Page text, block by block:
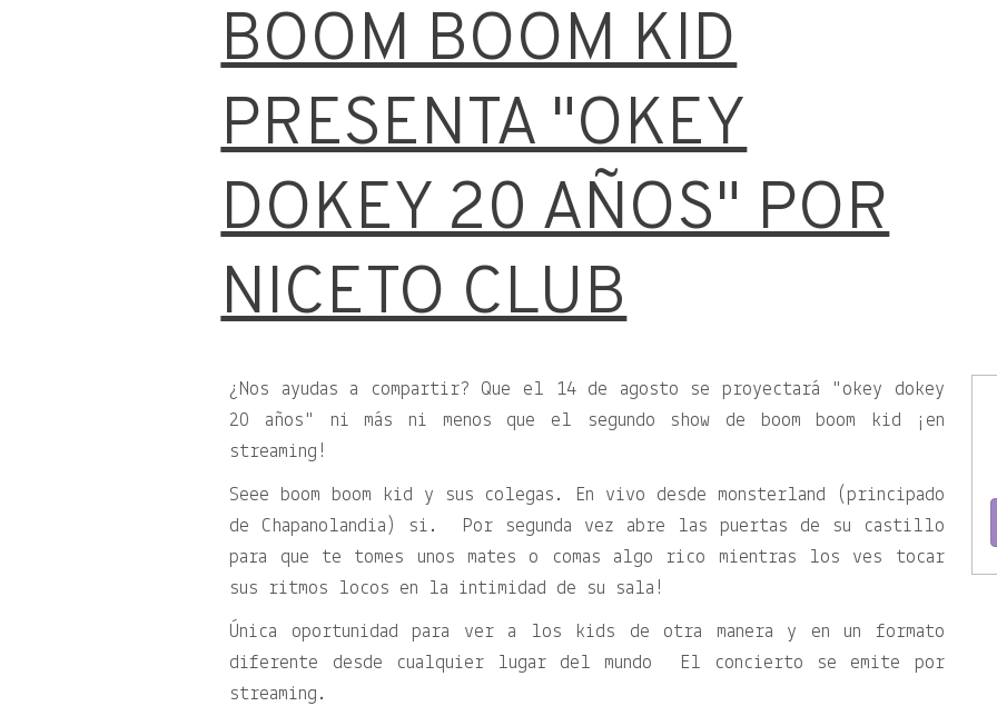
BOOM BOOM KID
PRESENTA "OKEY
DOKEY 20 AÑOS" POR
NICETO CLUB
¿Nos ayudas a compartir? Que el 14 de agosto se proyectará
okey dokey
20 años
ni más ni menos que el segundo show de boom boom kid ¡en
streaming!
‪Seee boom boom kid y sus colegas. ‪En vivo desde monsterland (principado
de Chapanolandia) si. ‬ ‪Por segunda vez abre las puertas ‬de su castillo
para que te tomes unos mates o comas algo rico mientras los ves tocar
sus ritmos locos en la intimidad de su sala! ‬
‪Única oportunidad para ver a los kids de otra manera y en un formato
diferente desde cualquier lugar del mundo ‬ El concierto se emite por
streaming.